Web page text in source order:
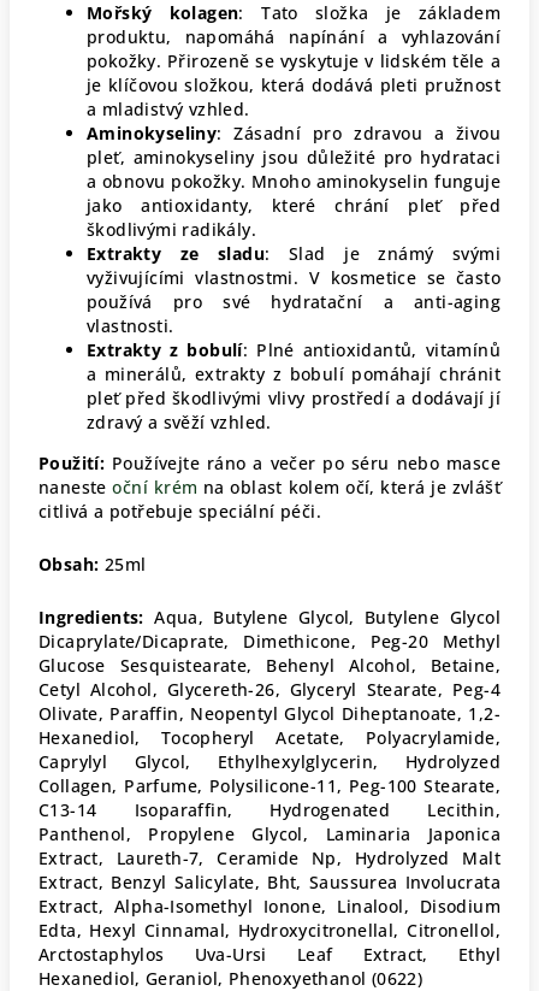
Mořský kolagen: Tato složka je základem
produktu, napomáhá napínání a vyhlazování
pokožky. Přirozeně se vyskytuje v lidském těle a
je klíčovou složkou, která dodává pleti pružnost
a mladistvý vzhled.
Aminokyseliny: Zásadní pro zdravou a živou
pleť, aminokyseliny jsou důležité pro hydrataci
a obnovu pokožky. Mnoho aminokyselin funguje
jako antioxidanty, které chrání pleť před
škodlivými radikály.
Extrakty ze sladu: Slad je známý svými
vyživujícími vlastnostmi. V kosmetice se často
používá pro své hydratační a anti-aging
vlastnosti.
Extrakty z bobulí: Plné antioxidantů, vitamínů
a minerálů, extrakty z bobulí pomáhají chránit
pleť před škodlivými vlivy prostředí a dodávají jí
zdravý a svěží vzhled.
Použití: Používejte ráno a večer po séru nebo masce
nanesteoční krém na oblast kolem očí, která je zvlášť
citlivá a potřebuje speciální péči.
Obsah: 25ml
Ingredients: Aqua, Butylene Glycol, Butylene Glycol
Dicaprylate/Dicaprate, Dimethicone, Peg-20 Methyl
Glucose Sesquistearate, Behenyl Alcohol, Betaine,
Cetyl Alcohol, Glycereth-26, Glyceryl Stearate, Peg-4
Olivate, Paraffin, Neopentyl Glycol Diheptanoate, 1,2-
Hexanediol, Tocopheryl Acetate, Polyacrylamide,
Caprylyl Glycol, Ethylhexylglycerin, Hydrolyzed
Collagen, Parfume, Polysilicone-11, Peg-100 Stearate,
C13-14 Isoparaffin, Hydrogenated Lecithin,
Panthenol, Propylene Glycol, Laminaria Japonica
Extract, Laureth-7, Ceramide Np, Hydrolyzed Malt
Extract, Benzyl Salicylate, Bht, Saussurea Involucrata
Extract, Alpha-Isomethyl Ionone, Linalool, Disodium
Edta, Hexyl Cinnamal, Hydroxycitronellal, Citronellol,
Arctostaphylos Uva-Ursi Leaf Extract, Ethyl
Hexanediol, Geraniol, Phenoxyethanol (0622)